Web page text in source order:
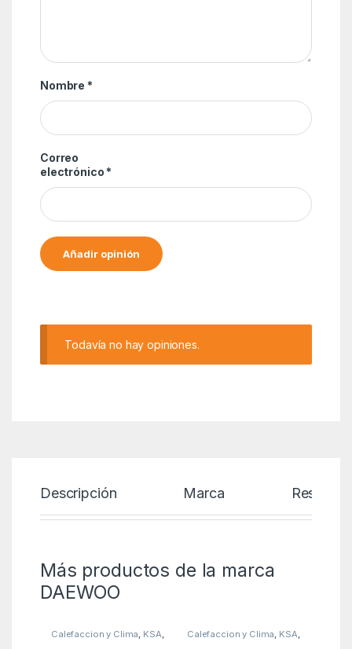
Nombre *
Correo
electrónico *
Todavía no hay opiniones.
Descripción Marca Reseñas
Más productos de la marca
DAEWOO
Calefaccion y Clima KSA
Ventiladores y
Calefaccion y Clima KSA
Ventiladores y